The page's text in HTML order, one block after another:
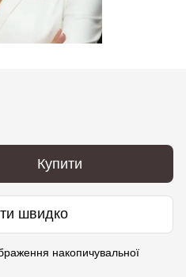
Купити
швидко
накопичувальної